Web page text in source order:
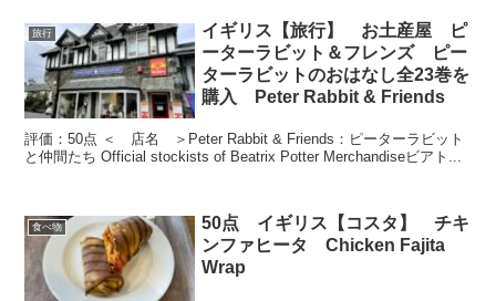
旅行
イギリス【旅行】 お土産屋 ピ
ーターラビット＆フレンズ ピー
ターラビットのおはなし全23巻を
購入 Peter Rabbit & Friends
評価：50点 ＜ 店名 ＞Peter Rabbit & Friends：ピーターラビット
と仲間たち Official stockists of Beatrix Potter Merchandiseビアト...
食べ物
50点 イギリス【コスタ】 チキ
ンファヒータ Chicken Fajita
Wrap